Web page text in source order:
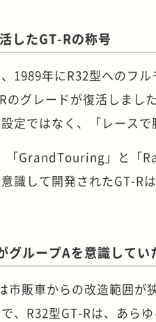
したGT-Rの称号
1989年にR32型へのフ
のグレードが復活しまし
定ではなく、「レース
「GrandTouring」と「
識して開発されたGT-R
グループAを意識してい
市販車からの改造範囲
、R32型GT-Rは、あら